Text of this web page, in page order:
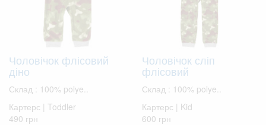
Чоловічок флісовий
діно
Склад : 100% polye..
Картерс | Toddler
490 грн
Чоловічок сліп
флісовий
Склад : 100% polye..
Картерс | Kid
600 грн